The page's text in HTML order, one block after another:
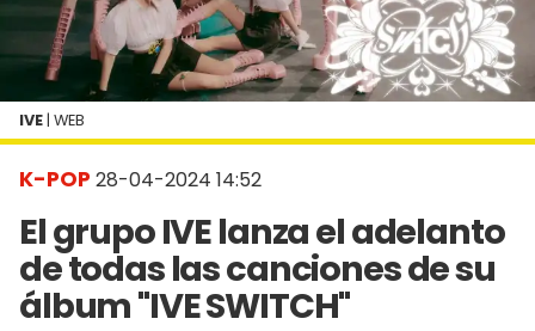
K-POP 28-04-2024 14:52
El grupo IVE lanza el adelanto
de todas las canciones de su
álbum "IVE SWITCH"
IVE | WEB